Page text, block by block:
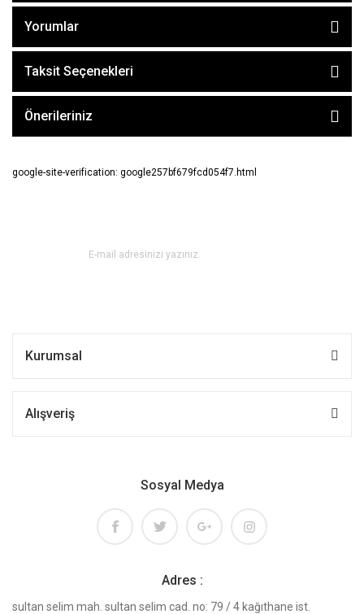
Yorumlar
Taksit Seçenekleri
Önerileriniz
google-site-verification: google257bf679fcd054f7.html
Kurumsal
Alışveriş
Sosyal Medya
Adres :
sultan selim mah. sultan selim cad. no: 79 / 4 kağıthane ist.